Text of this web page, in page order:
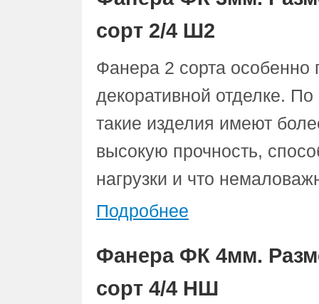
сорт 2/4 Ш2
Фанера 2 сорта особенно
декоративной отделке.
такие изделия имеют
высокую прочность,
нагрузки и что
Подробнее
Фанера ФК 4мм.
сорт 4/4 НШ